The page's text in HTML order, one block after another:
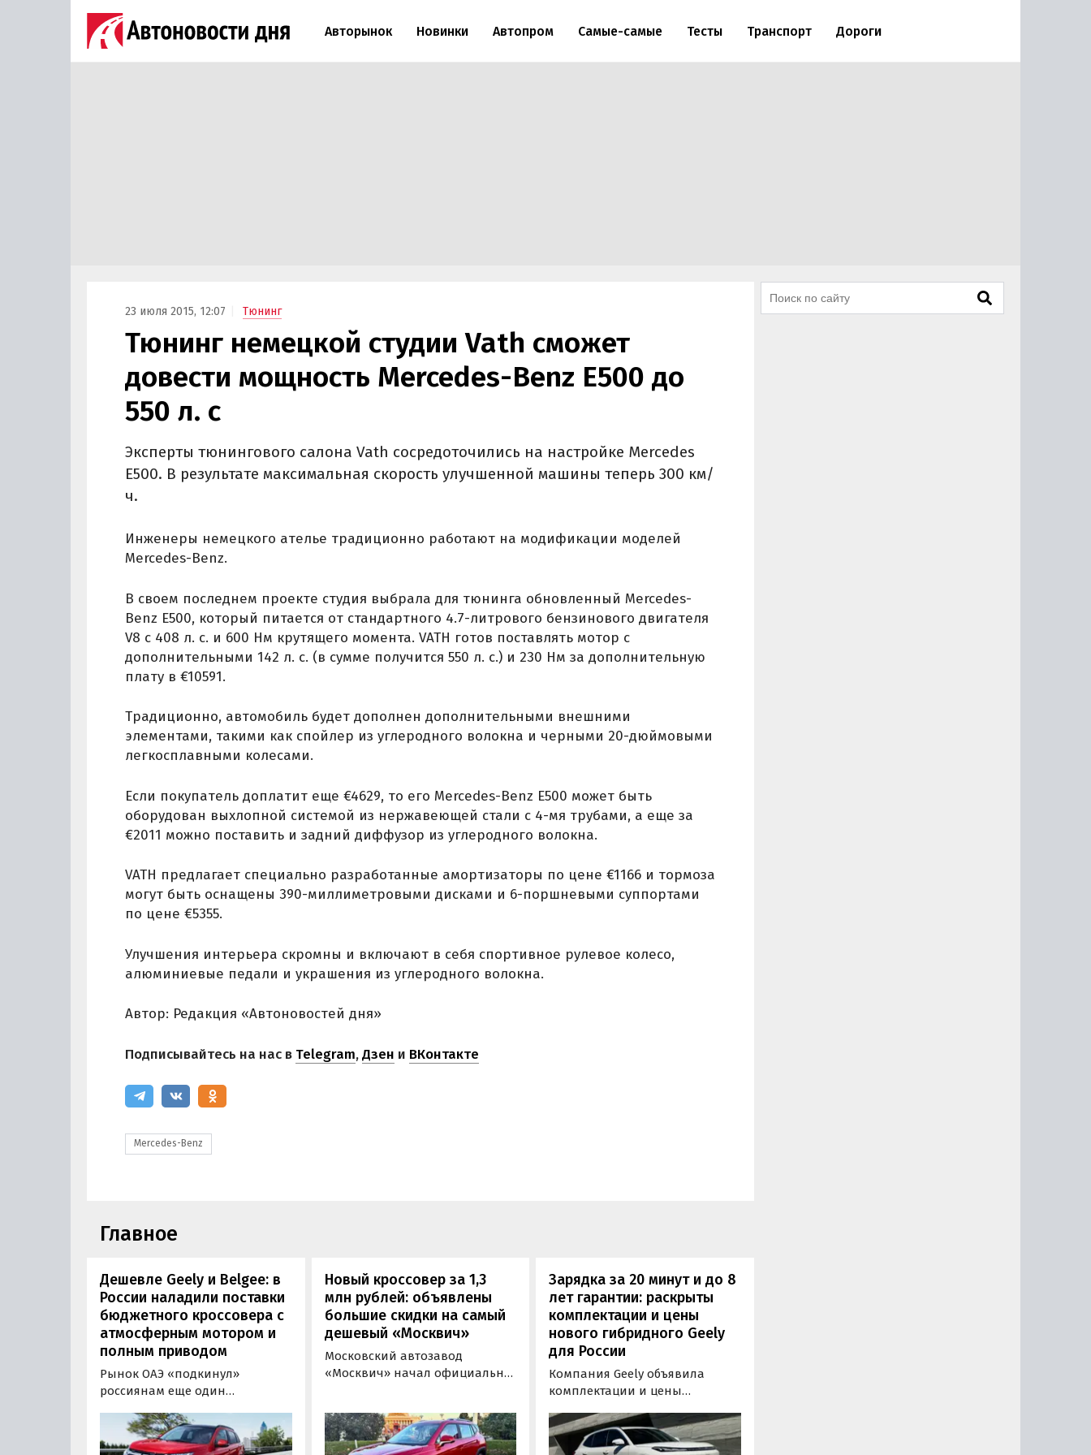
Авторынок Новинки Автопром Самые-самые Тесты Транспорт Дороги
23 июля 2015, 12:07 Тюнинг
Тюнинг немецкой студии Vath сможет
довести мощность Mercedes-Benz E500 до
550 л. с
Эксперты тюнингового салона Vath сосредоточились на настройке Mercedes
E500. В результате максимальная скорость улучшенной машины теперь 300 км/
ч.
Инженеры немецкого ателье традиционно работают на модификации моделей
Mercedes-Benz.
В своем последнем проекте студия выбрала для тюнинга обновленный Mercedes-
Benz E500, который питается от стандартного 4.7-литрового бензинового двигателя
V8 с 408 л. с. и 600 Нм крутящего момента. VATH готов поставлять мотор с
дополнительными 142 л. с. (в сумме получится 550 л. с.) и 230 Нм за дополнительную
плату в €10591.
Традиционно, автомобиль будет дополнен дополнительными внешними
элементами, такими как спойлер из углеродного волокна и черными 20-дюймовыми
легкосплавными колесами.
Если покупатель доплатит еще €4629, то его Mercedes-Benz E500 может быть
оборудован выхлопной системой из нержавеющей стали с 4-мя трубами, а еще за
€2011 можно поставить и задний диффузор из углеродного волокна.
VATH предлагает специально разработанные амортизаторы по цене €1166 и тормоза
могут быть оснащены 390-миллиметровыми дисками и 6-поршневыми суппортами
по цене €5355.
Улучшения интерьера скромны и включают в себя спортивное рулевое колесо,
алюминиевые педали и украшения из углеродного волокна.
Автор: Редакция «Автоновостей дня»
Подписывайтесь на нас в Telegram,Дзен и ВКонтакте
Mercedes-Benz
Главное
Дешевле Geely и Belgee: в
России наладили поставки
бюджетного кроссовера с
атмосферным мотором и
полным приводом
Рынок ОАЭ «подкинул»
россиянам еще один
продавался в России
официально. Речь о Mitsubishi
Новый кроссовер за 1,3
млн рублей: объявлены
большие скидки на самый
дешевый «Москвич»
Московский автозавод
«Москвич» начал официально
прямой выгодой в размере 360
тыс. рублей. Получить такую
Зарядка за 20 минут и до 8
лет гарантии: раскрыты
комплектации и цены
нового гибридного Geely
для России
Компания Geely объявила
комплектации и цены
новой версии EM-R с силовой
установкой последовательного